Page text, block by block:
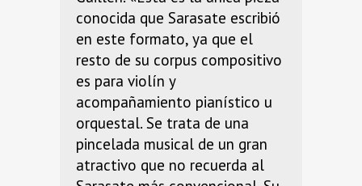
conocida que Sarasate escribió
en este formato, ya que el
resto de su corpus compositivo
es para violín y
acompañamiento pianístico u
orquestal. Se trata de una
pincelada musical de un gran
atractivo que no recuerda al